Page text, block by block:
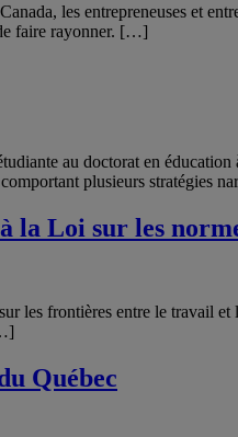
les entrepreneuses et
faire rayonner. […]
au doctorat en
plusieurs stratégies
la Loi sur les
les frontières entre le travail
Québec